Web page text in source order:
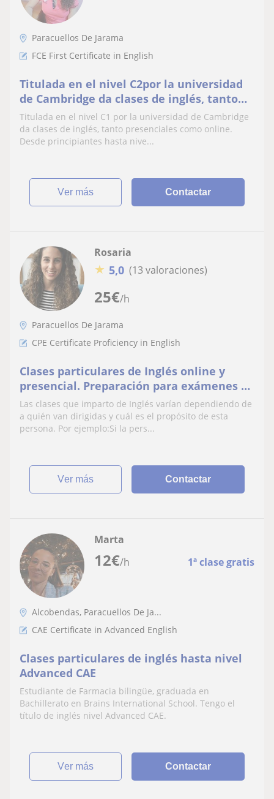
Paracuellos De Jarama
FCE First Certificate in English
Titulada en el nivel C2por la universidad
de Cambridge da clases de inglés, tanto
presenciales como online. Desde
principiantes hasta nivel C1
Titulada en el nivel C1 por la universidad de Cambridge
da clases de inglés, tanto presenciales como online.
Desde principiantes hasta nive...
ver más Contactar
25€/h
Rosaria
★ 5,0 (13 valoraciones)
Paracuellos De Jarama
CPE Certificate Proficiency in English
Clases particulares de Inglés online y
presencial. Preparación para exámenes de
Cambridge
Las clases que imparto de Inglés varían dependiendo de
a quién van dirigidas y cuál es el propósito de esta
persona. Por ejemplo:Si la pers...
ver más Contactar
12€/h 1ª clase gratis
Marta
Alcobendas, Paracuellos De Ja...
CAE Certificate in Advanced English
Clases particulares de inglés hasta nivel
Advanced CAE
Estudiante de Farmacia bilingüe, graduada en
Bachillerato en Brains International School. Tengo el
título de inglés nivel Advanced CAE.
ver más Contactar